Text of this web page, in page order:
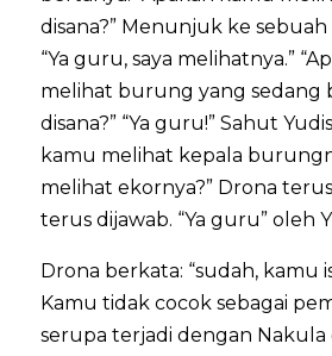
disana?” Menunjuk ke sebuah
“Ya guru, saya melihatnya.”
melihat burung yang sedang
disana?” “Ya guru!” Sahut
kamu melihat kepala
melihat ekornya?” Drona
terus dijawab. “Ya guru” oleh
Drona berkata: “sudah, kamu
Kamu tidak cocok sebagai
serupa terjadi dengan Nakula